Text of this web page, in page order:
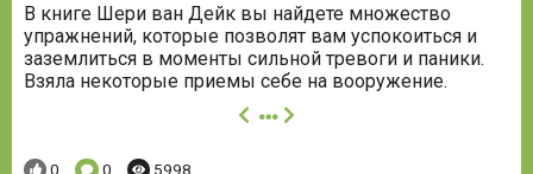
В книге Шери ван Дейк вы найдете множество
упражнений, которые позволят вам успокоиться и
заземлиться в моменты сильной тревоги и паники.
Взяла некоторые приемы себе на вооружение.
далее
Понравилось:
0 Комментариев:
0 Просмотров:
5998